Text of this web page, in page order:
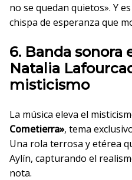
no se quedan quietos». Y
chispa de esperanza que
6. Banda sonora
Natalia
misticismo
La música eleva el
Cometierra», tema
Una rola terrosa y etérea
Aylín, capturando el
nota.